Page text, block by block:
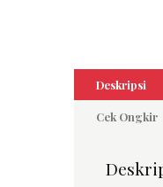
Deskripsi
Cek Ongkir